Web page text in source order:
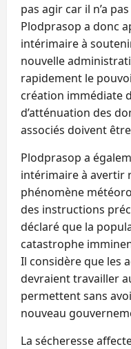
pas agir car il n’a
Plodprasop a donc
intérimaire à
nouvelle
rapidement le
création immédiate
d’atténuation des
associés doivent
Plodprasop a
intérimaire à avertir
phénomène
des instructions
déclaré que la
catastrophe
Il considère que les
devraient travailler
permettent sans
nouveau
La sécheresse